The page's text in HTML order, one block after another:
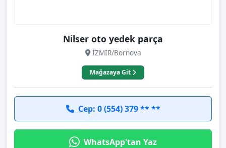
Nilser oto yedek parça
İZMİR/Bornova
Mağazaya Git
Cep: 0 (554) 379 ** **
WhatsApp'tan Yaz